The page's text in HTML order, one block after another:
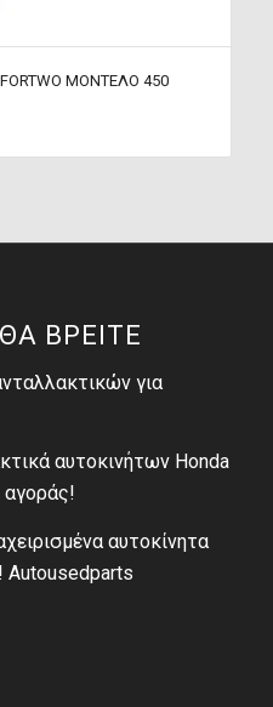
ΜΟΝΤΕΛΟ 450
ΒΡΕΙΤΕ
για
αυτοκινήτων Honda
αγοράς!
αυτοκίνητα
Autousedparts